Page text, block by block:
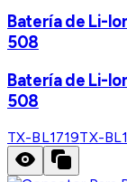
Batería de Li-
508
Batería de Li-
508
TX-BL1719TX-